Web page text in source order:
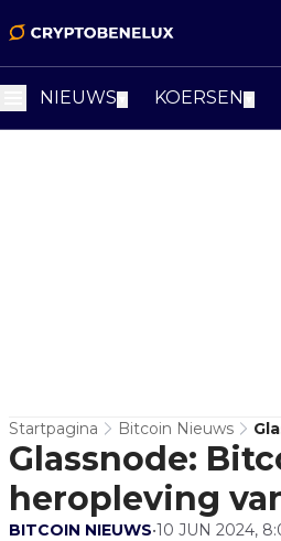
NIEUWS KOERSEN
Startpagina Bitcoin Nieuws
Glassnode:
heropleving
BITCOIN NIEUWS•10 JUN 2024,